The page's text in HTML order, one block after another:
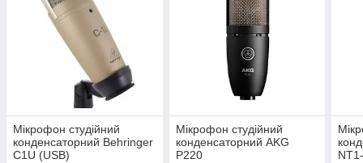
Мікрофон студійний
конденсаторний Behringer
C1U (USB)
Мікрофон студійний
конденсаторний AKG
P220